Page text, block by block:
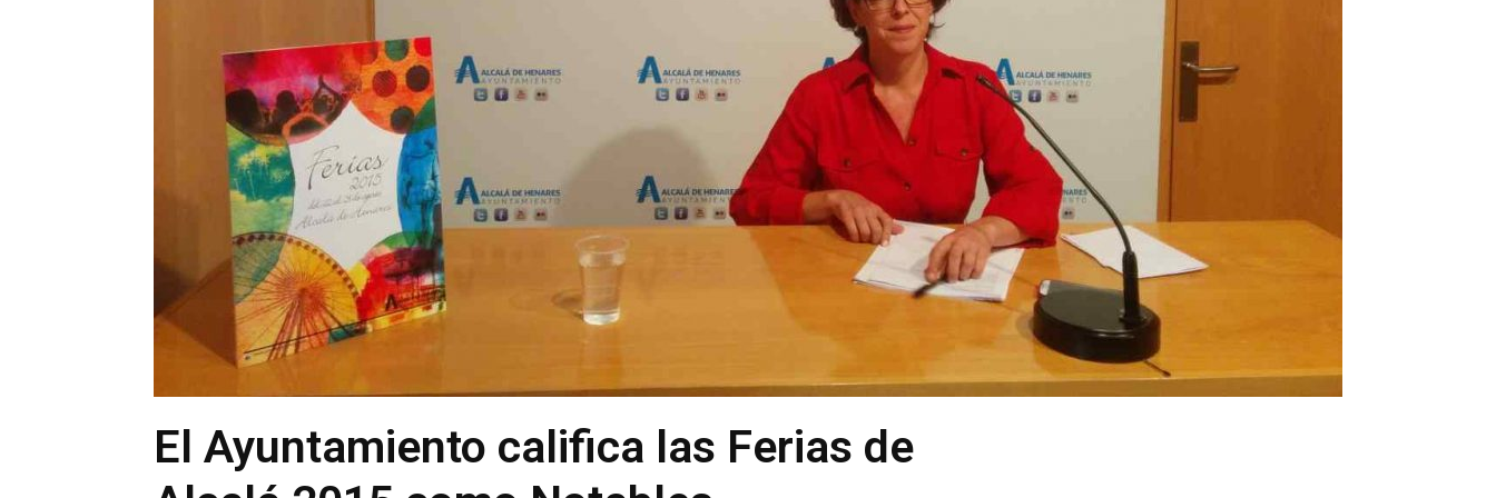
El Ayuntamiento califica las Ferias de